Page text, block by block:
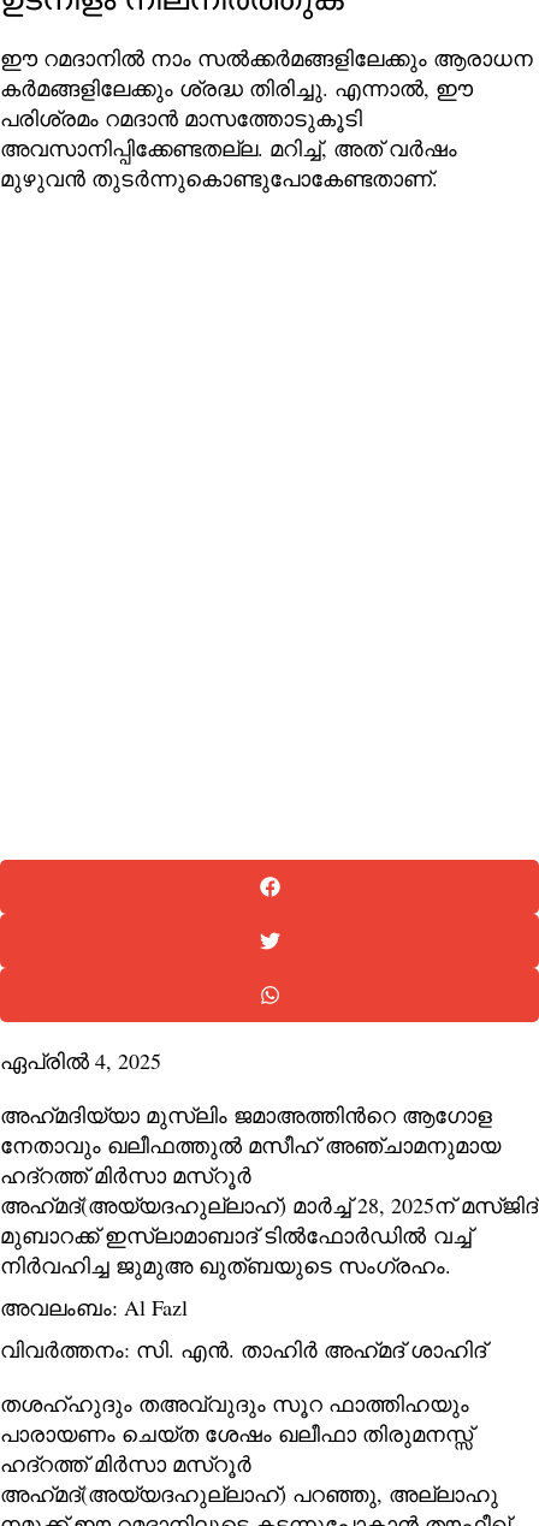
ഈ റമദാനിൽ നാം സൽക്കർമങ്ങളിലേക്കും ആരാധന
കർമങ്ങളിലേക്കും ശ്രദ്ധ തിരിച്ചു. എന്നാല്‍, ഈ
പരിശ്രമം റമദാൻ മാസത്തോടുകൂടി
അവസാനിപ്പിക്കേണ്ടതല്ല. മറിച്ച്, അത് വർഷം
മുഴുവൻ തുടർന്നുകൊണ്ടുപോകേണ്ടതാണ്.
ഏപ്രിൽ 4, 2025
അഹ്‌മദിയ്യാ മുസ്‌ലിം ജമാഅത്തിന്‍റെ ആഗോള
നേതാവും ഖലീഫത്തുല്‍ മസീഹ് അഞ്ചാമനുമായ
ഹദ്റത്ത് മിര്‍സാ മസ്റൂര്‍
അഹ്‌മദ്(അയ്യദഹുല്ലാഹ്) മാര്‍ച്ച് 28, 2025ന് മസ്ജിദ്
മുബാറക്ക്‌ ഇസ്‌ലാമാബാദ് ടില്‍ഫോര്‍ഡില്‍ വച്ച്
നിര്‍വഹിച്ച ജുമുഅ ഖുത്ബയുടെ സംഗ്രഹം.
അവലംബം: Al Fazl
വിവര്‍ത്തനം: സി. എന്‍. താഹിര്‍ അഹ്‍മദ് ശാഹിദ്
തശഹ്ഹുദും തഅവ്വുദും സൂറ ഫാത്തിഹയും
പാരായണം ചെയ്ത ശേഷം ഖലീഫാ തിരുമനസ്സ്
ഹദ്‌റത്ത് മിര്‍സാ മസ്റൂര്‍
അഹ്‌മദ്(അയ്യദഹുല്ലാഹ്) പറഞ്ഞു, അല്ലാഹു